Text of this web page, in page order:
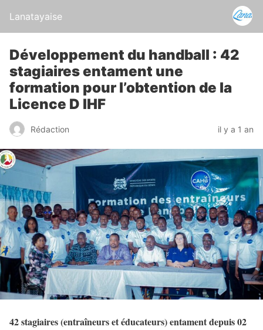
Lanatayaise
Développement du handball : 42
stagiaires entament une
formation pour l’obtention de la
Licence D IHF
Rédaction il y a 1 an
42 stagiaires (entraîneurs et éducateurs) entament depuis 02